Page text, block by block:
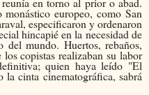
europeo, como San
especificaron y ordenaron
hincapié en la necesidad de
mundo. Huertos, rebaños,
copistas realizaban su labor
quien haya leído "El
cinta cinematográfica, sabrá